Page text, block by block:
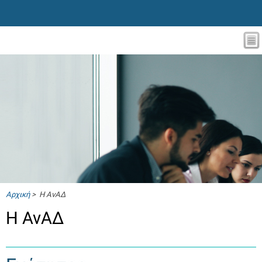
Αρχική> Η ΑνΑΔ
Η ΑνΑΔ